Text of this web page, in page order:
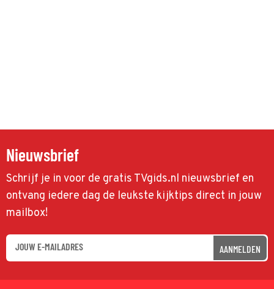
Nieuwsbrief
Schrijf je in voor de gratis TVgids.nl nieuwsbrief en
ontvang iedere dag de leukste kijktips direct in jouw
mailbox!
AANMELDEN